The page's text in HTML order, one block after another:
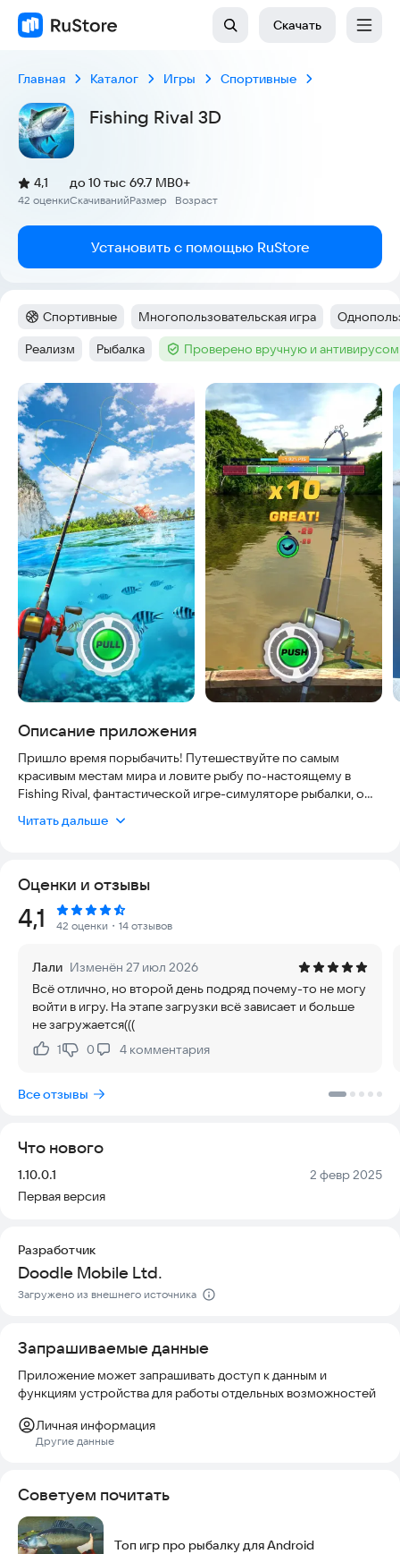
Скачать
Главная Каталог Игры Спортивные
Fishing Rival 3D
Рейтинг:
4,1
(
42 оценки
)
Скачиваний
до 10 тыс
Размер
69.7 MB
Возраст
0+
Установить с помощью RuStore
Категория:
Спортивные Тег:
Многопользовательская игра Тег:
Тег:
Реализм Тег:
Рыбалка Тег :Проверено вручную и антивирусом
Скриншоты
Описание приложения
Пришло время порыбачить! Путешествуйте по самым
красивым местам мира и ловите рыбу по-настоящему в
Fishing Rival, фантастической игре-симуляторе рыбалки, о
реальном времени, присоединяйтесь к рыболовным
Ваша безопасность и удобство гарантированы: игра
полностью легальна, не требует скрытых платежей для
базового процесса и работает стабильно на современных
устройствах. Актуальность контента поддерживается
постоянном интернет-соединении для одиночных сессий
делает процесс комфортным. Погрузитесь в мир, где
каждый шаг продуман для вашего удобства.
Fishing Rival 3D — это захватывающая и сложная игра о
рыбалке, в которой вы почувствуете себя на настоящей
почувствуйте себя настоящим рыболовом в реалистичном
совершенствуйте свои рыболовные навыки в стремлении
стать королем рыбалки!
Особенности Fishing Master:
рыбалки
- Революционная система рыбалки, которую легко освоить,
- Десятки реалистичных, красиво анимированных мест для
- Сотни экзотических рыб, обитающих в разных местах для
рыбалки
- Потрясающая 3D-графика с потрясающими видами
Попробуйте Fishing Rival прямо сейчас и станьте лучшим
Читать дальше
Оценки и отзывы
Рейтинг:
4,1 42 оценки ・14 отзывов
Лали Изменён 27 июл 2026
Всё отлично, но второй день подряд почему-то не могу
войти в игру. На этапе загрузки всё зависает и больше
не загружается(((
Нравится:
1Не нравится:
0 4 комментария
Все отзывы
Что нового
Версия:
1.10.0.1 Дата:
2 февр 2025
Первая версия
Разработчик
Doodle Mobile Ltd.
Загружено из внешнего источника
Запрашиваемые данные
Приложение может запрашивать доступ к данным и
функциям устройства для работы отдельных возможностей
Личная информация
Другие данные
Советуем почитать
Топ игр про рыбалку для Android